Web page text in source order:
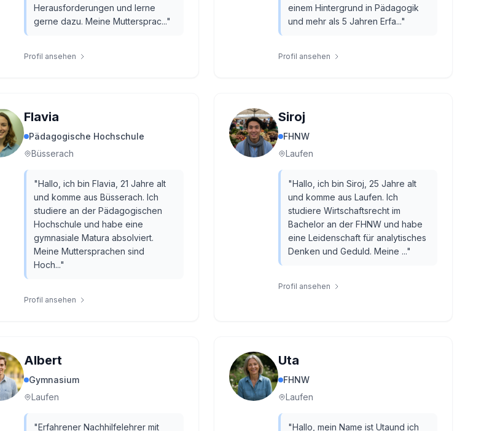
Herausforderungen und lerne
gerne dazu. Meine Muttersprac..."
Profil ansehen
einem Hintergrund in Pädagogik
und mehr als 5 Jahren Erfa..."
Profil ansehen
Flavia
Pädagogische Hochschule
Büsserach
"Hallo, ich bin Flavia, 21 Jahre alt
und komme aus Büsserach. Ich
studiere an der Pädagogischen
Hochschule und habe eine
gymnasiale Matura absolviert.
Meine Muttersprachen sind
Hoch..."
Profil ansehen
Siroj
FHNW
Laufen
"Hallo, ich bin Siroj, 25 Jahre alt
und komme aus Laufen. Ich
studiere Wirtschaftsrecht im
Bachelor an der FHNW und habe
eine Leidenschaft für analytisches
Denken und Geduld. Meine ..."
Profil ansehen
Albert
Gymnasium
Laufen
"Erfahrener Nachhilfelehrer mit
Uta
FHNW
Laufen
"Hallo, mein Name ist Utaund ich